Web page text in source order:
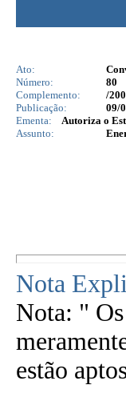
Ato:
Número:
80
Complemento:
/
Publicação:
09/
Ementa:
Autoriza o
Assunto:
Nota
Nota: "
estão